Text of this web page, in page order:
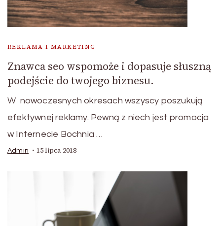
REKLAMA I MARKETING
Znawca seo wspomoże i dopasuje słuszną
podejście do twojego biznesu.
W nowoczesnych okresach wszyscy poszukują
efektywnej reklamy. Pewną z niech jest promocja
w Internecie Bochnia …
Admin 15 lipca 2018